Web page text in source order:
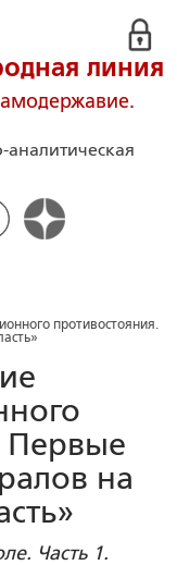
линия
противостояния.
Первые
на
Часть 1.